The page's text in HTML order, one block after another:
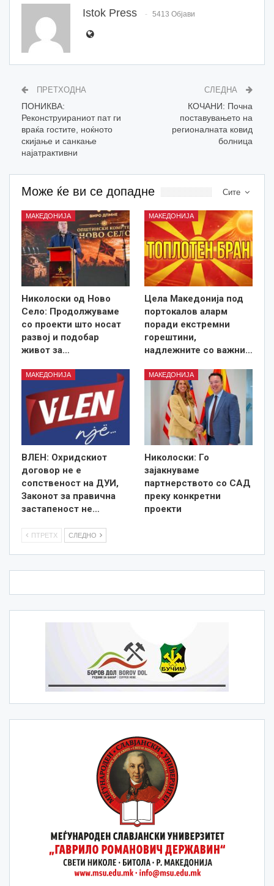
Istok Press 5413 Објави
ПРЕТХОДНА
ПОНИКВА:
Реконструираниот пат ги
враќа гостите, ноќното
скијање и санкање
најатрактивни
СЛЕДНА
КОЧАНИ: Почна
поставувањето на
регионалната ковид
болница
Сите
Може ќе ви се допадне
МАКЕДОНИЈА
Николоски од Ново
Село: Продолжуваме
со проекти што носат
развој и подобар
живот за…
МАКЕДОНИЈА
Цела Македонија под
портокалов аларм
поради екстремни
горештини,
надлежните со важни…
МАКЕДОНИЈА
ВЛЕН: Охридскиот
договор не е
сопственост на ДУИ,
Законот за правична
застапеност не…
МАКЕДОНИЈА
Николоски: Го
зајакнуваме
партнерството со САД
преку конкретни
проекти
ПТРЕТХ СЛЕДНО